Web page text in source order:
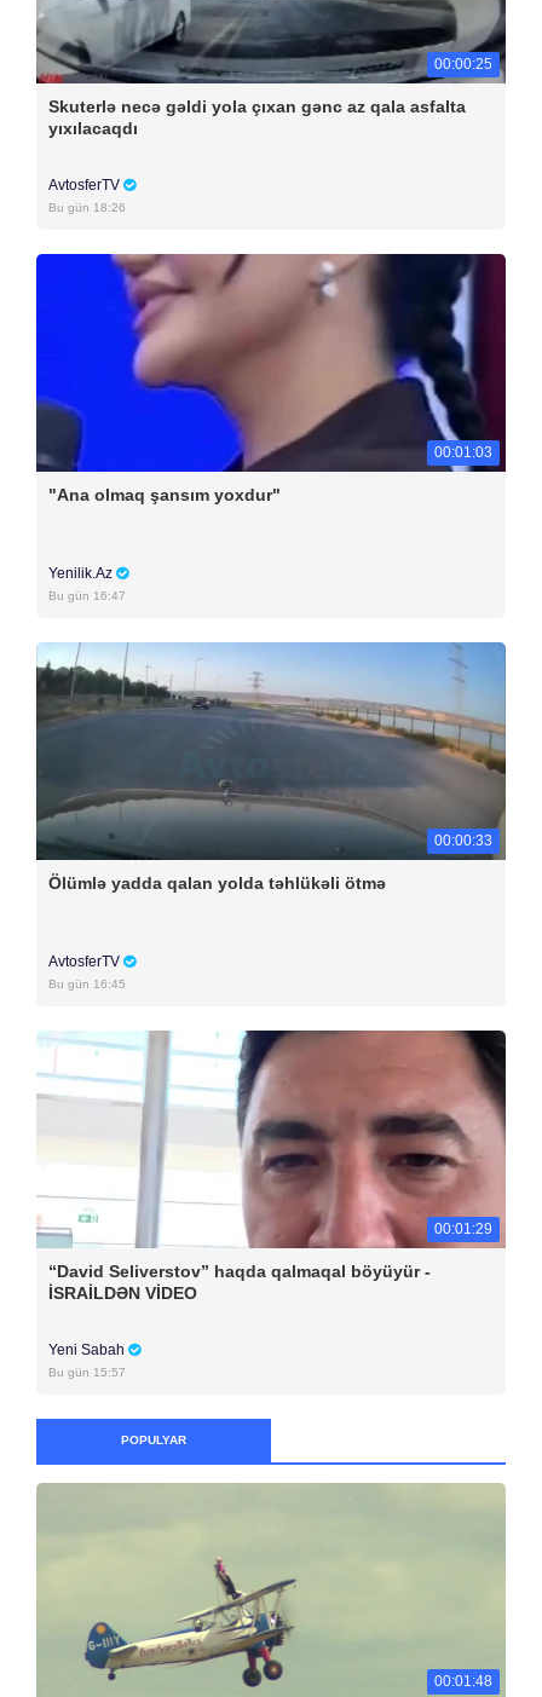
00:00:25
Skuterlə necə gəldi yola çıxan gənc az qala asfalta
yıxılacaqdı
AvtosferTV
Bu gün 18:26
00:01:03
"Ana olmaq şansım yoxdur"
Yenilik.Az
Bu gün 16:47
00:00:33
Ölümlə yadda qalan yolda təhlükəli ötmə
AvtosferTV
Bu gün 16:45
00:01:29
“David Seliverstov” haqda qalmaqal böyüyür -
İSRAİLDƏN VİDEO
Yeni Sabah
Bu gün 15:57
POPULYAR
00:01:48